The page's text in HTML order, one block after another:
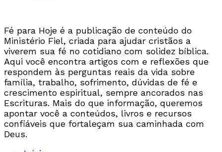
Fé para Hoje é a publicação de conteúdo do
Ministério Fiel, criada para ajudar cristãos a
viverem sua fé no cotidiano com solidez bíblica.
Aqui você encontra artigos com e reflexões que
respondem às perguntas reais da vida sobre
família, trabalho, sofrimento, dúvidas de fé e
crescimento espiritual, sempre ancorados nas
Escrituras. Mais do que informação, queremos
apontar você a conteúdos, livros e recursos
confiáveis que fortaleçam sua caminhada com
Deus.